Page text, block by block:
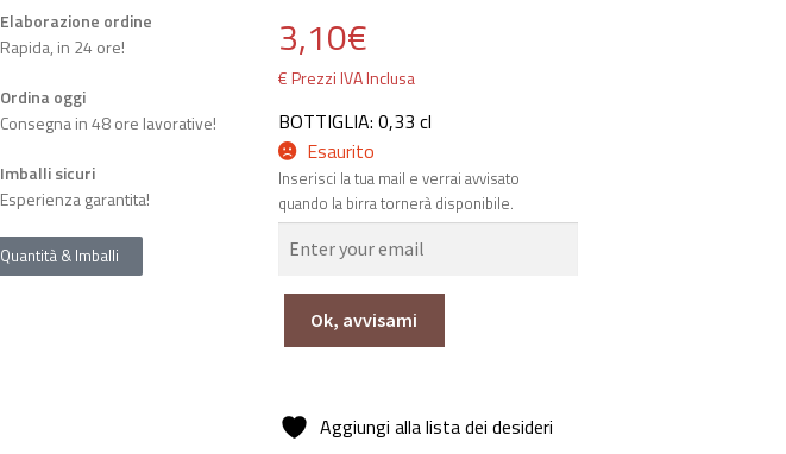
Elaborazione ordine
Rapida, in 24 ore!
Ordina oggi
Consegna in 48 ore lavorative!
Imballi sicuri
Esperienza garantita!
Quantità & Imballi
3,10€
€ Prezzi IVA Inclusa
BOTTIGLIA: 0,33 cl
Esaurito
Inserisci la tua mail e verrai avvisato
quando la birra tornerà disponibile.
Ok, avvisami
Aggiungi alla lista dei desideri